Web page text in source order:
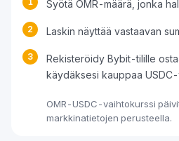
Syötä OMR-määrä, jonka
2 Laskin näyttää vastaavan
3
Rekisteröidy Bybit-tilille
käydäksesi kauppaa
OMR-USDC-vaihtokurssi
markkinatietojen perusteella.